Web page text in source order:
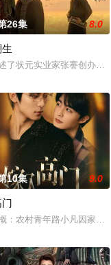
你，哲学和生物学
倩（苏晓彤 饰）与童年
26集 8.0
了状元实业家张謇创办大
指示，高景波、
长安怪事扎堆？少年神探
10集 9.0
：农村青年路小凡因家庭